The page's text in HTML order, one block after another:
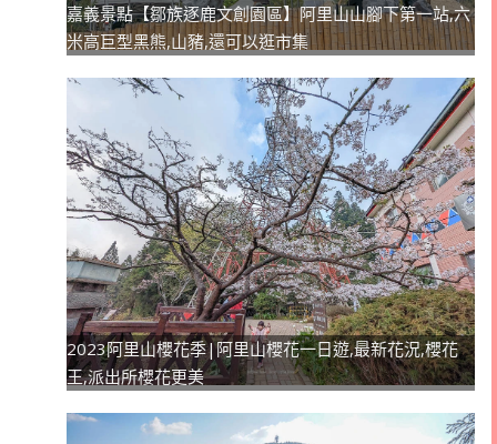
嘉義景點【鄒族逐鹿文創園區】阿里山山腳下第一站,六
米高巨型黑熊,山豬,還可以逛市集
2023阿里山櫻花季|阿里山櫻花一日遊,最新花況,櫻花
王,派出所櫻花更美